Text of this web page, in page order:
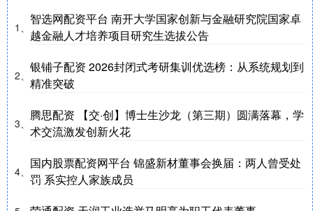
1、
智选网配资平台 南开大学国家创新与金融研究院国家卓
越金融人才培养项目研究生选拔公告
2、
银铺子配资 2026封闭式考研集训优选榜：从系统规划到
精准突破
3、
腾思配资 【交·创】博士生沙龙（第三期）圆满落幕，学
术交流激发创新火花
4、
国内股票配资网平台 锦盛新材董事会换届：两人曾受处
罚 系实控人家族成员